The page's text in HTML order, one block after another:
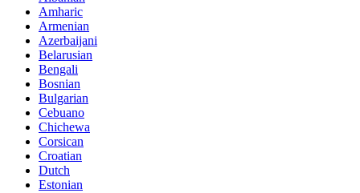
Amharic
Armenian
Azerbaijani
Belarusian
Bengali
Bosnian
Bulgarian
Cebuano
Chichewa
Corsican
Croatian
Dutch
Estonian